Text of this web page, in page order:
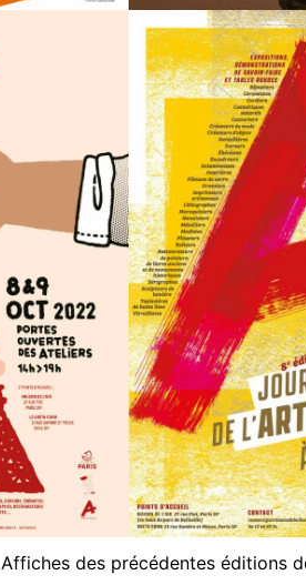
Affiches des précédentes éditions